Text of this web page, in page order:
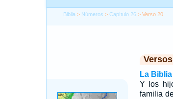
Biblia > Números >Capítulo 26 > Verso 20
La
Y los
familia